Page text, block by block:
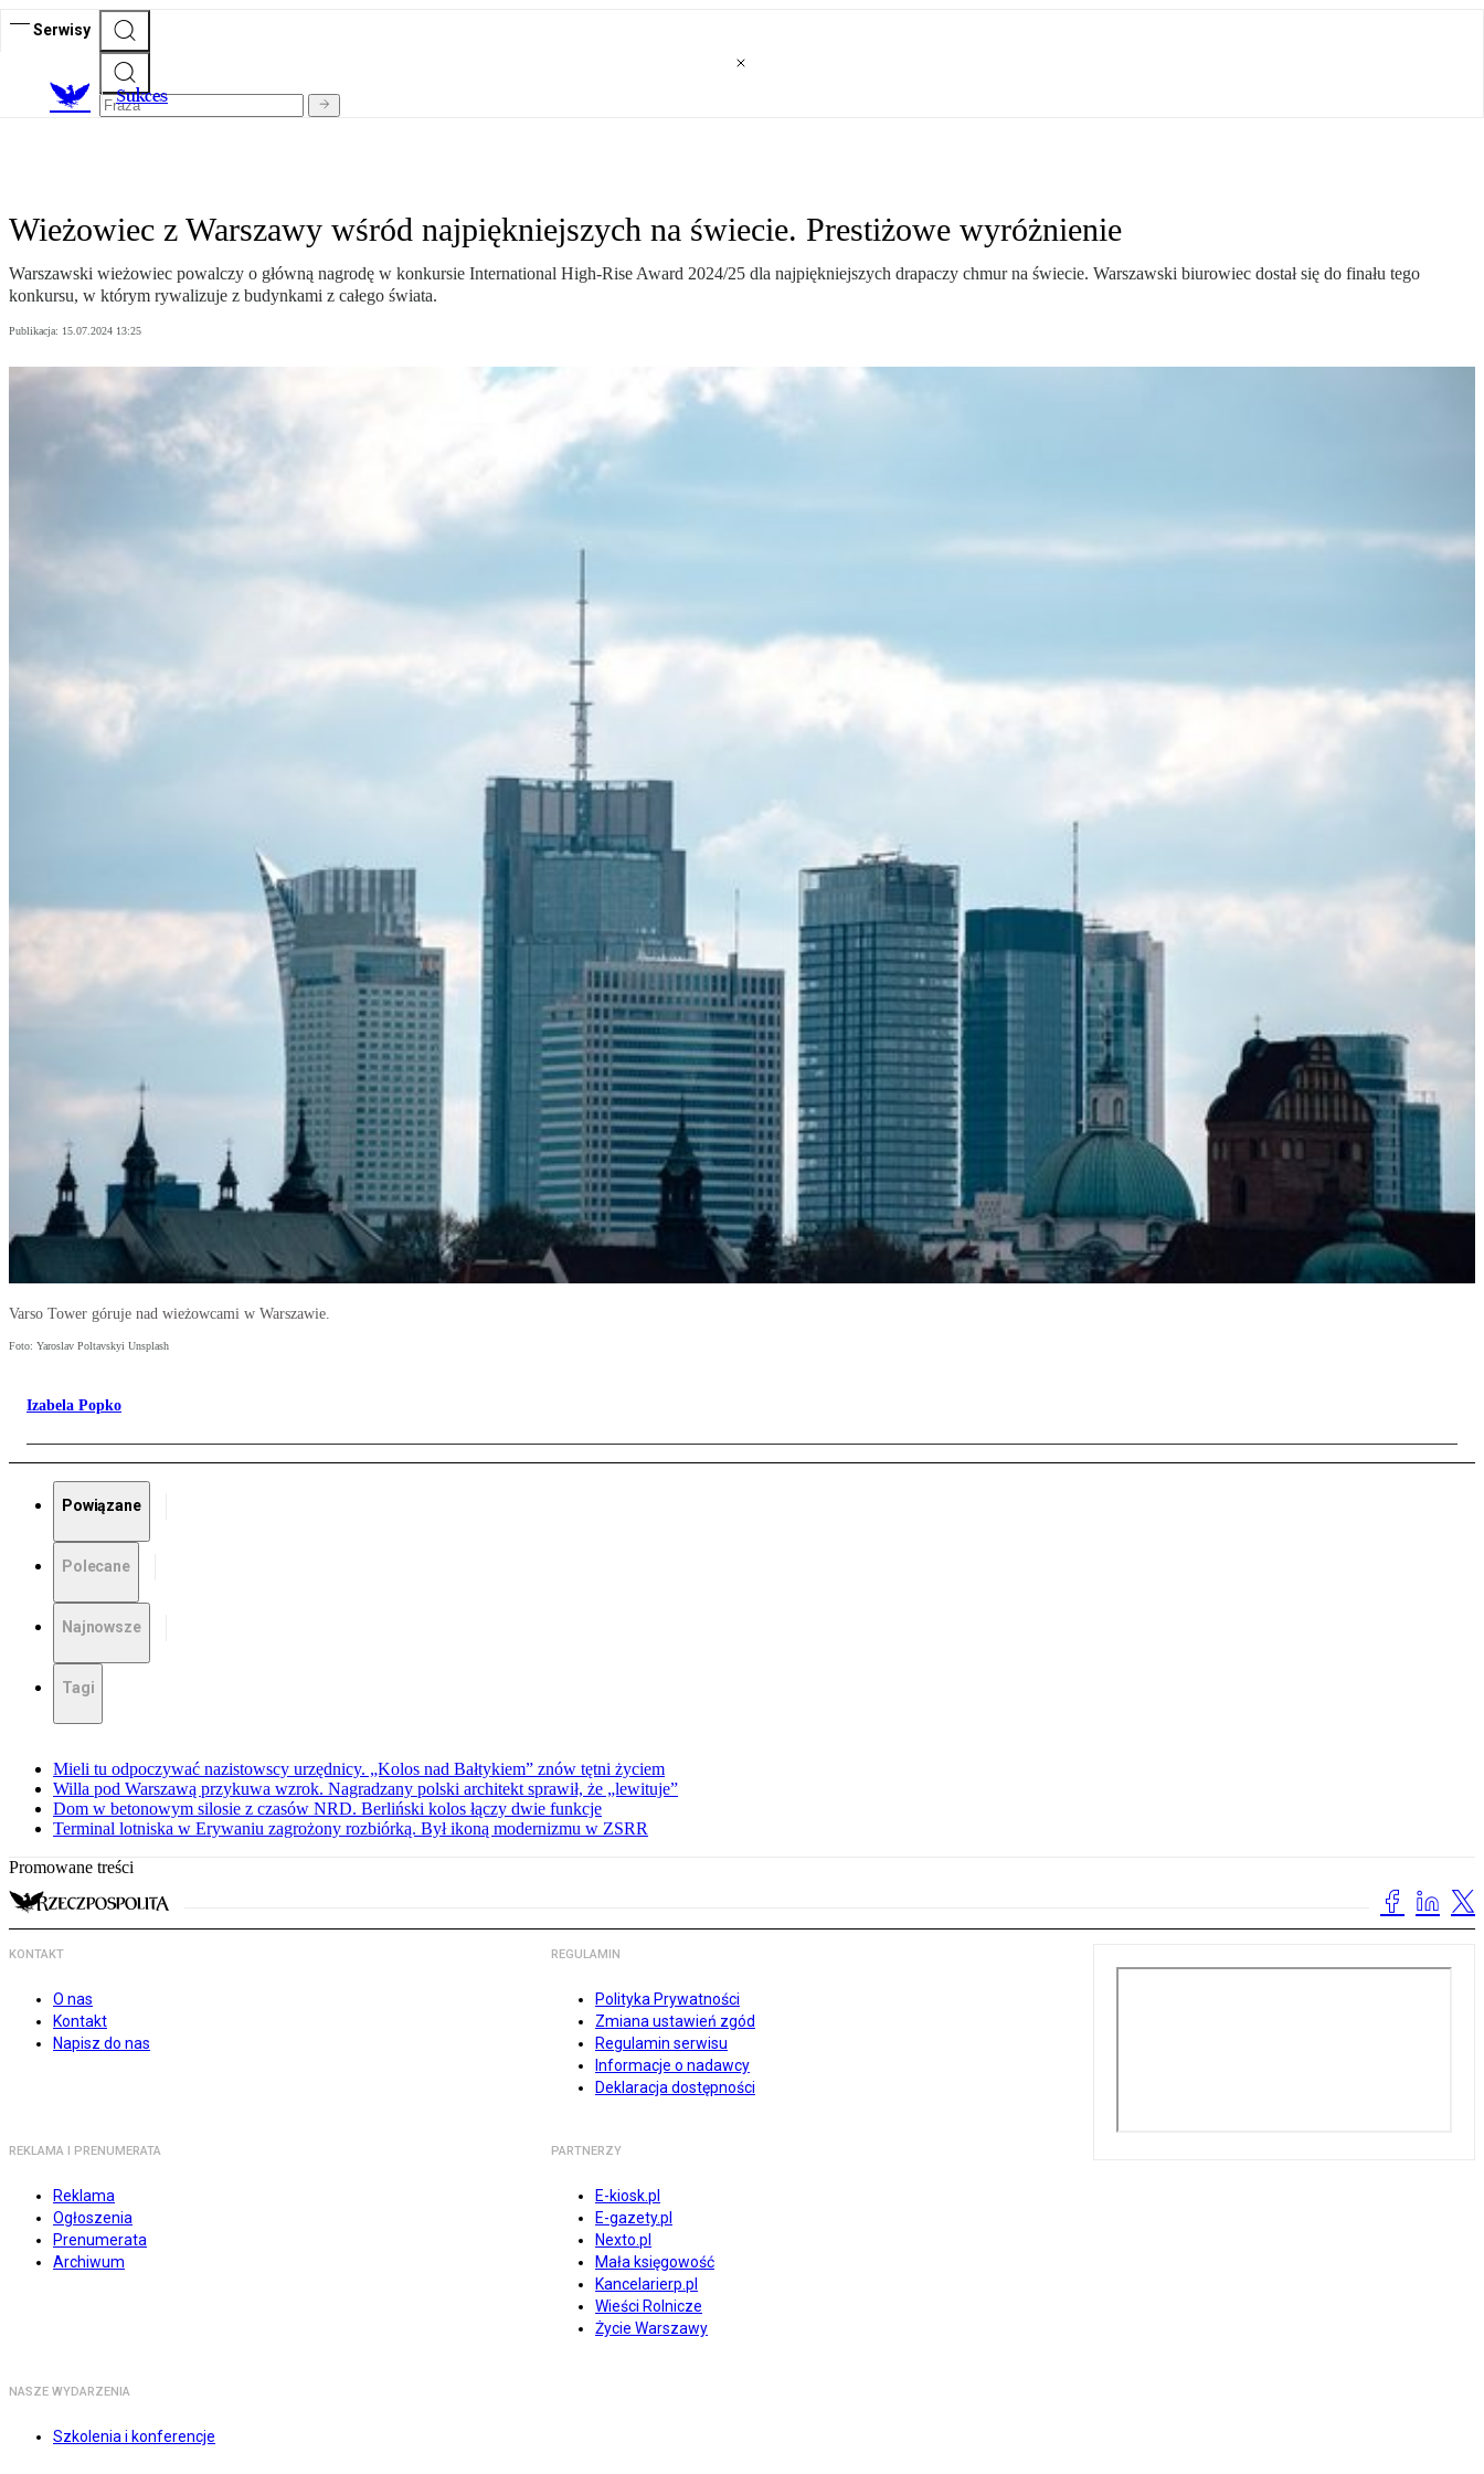
Serwisy
Sukces
Wieżowiec z Warszawy wśród najpiękniejszych na świecie. Prestiżowe wyróżnienie
Warszawski wieżowiec powalczy o główną nagrodę w konkursie International High-Rise Award 2024/25 dla najpiękniejszych drapaczy chmur na świecie. Warszawski biurowiec dostał się do finału tego
konkursu, w którym rywalizuje z budynkami z całego świata.
Publikacja: 15.07.2024 13:25
Varso Tower góruje nad wieżowcami w Warszawie.
Foto: Yaroslav Poltavskyi Unsplash
Izabela Popko
Powiązane
Polecane
Najnowsze
Tagi
Mieli tu odpoczywać nazistowscy urzędnicy. „Kolos nad Bałtykiem” znów tętni życiem
Willa pod Warszawą przykuwa wzrok. Nagradzany polski architekt sprawił, że „lewituje”
Dom w betonowym silosie z czasów NRD. Berliński kolos łączy dwie funkcje
Terminal lotniska w Erywaniu zagrożony rozbiórką. Był ikoną modernizmu w ZSRR
Promowane treści
KONTAKT
O nas
Kontakt
Napisz do nas
REGULAMIN
Polityka Prywatności
Zmiana ustawień zgód
Regulamin serwisu
Informacje o nadawcy
Deklaracja dostępności
REKLAMA I PRENUMERATA
Reklama
Ogłoszenia
Prenumerata
Archiwum
PARTNERZY
E-kiosk.pl
E-gazety.pl
Nexto.pl
Mała księgowość
Kancelarierp.pl
Wieści Rolnicze
Życie Warszawy
NASZE WYDARZENIA
Szkolenia i konferencje